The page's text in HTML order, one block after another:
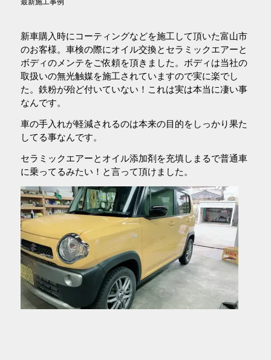
新車購入時にコーティングなどを施工して頂いた富山市
のお客様。車検の際にオイル交換とセラミックエアーと
ボディのメンテをご依頼を頂きました。ボディは当社の
取扱いの無光触媒を施工されていますので実に楽でし
た。鉄粉が殆ど付いていない！これは実は本当に凄い事
なんです。
車の手入れが軽減されるのは本来の目的をしっかり果た
してる事なんです。
セラミックエアーとオイル添加剤を充填しまるで普通車
に乗ってるみたい！と言って頂けました。